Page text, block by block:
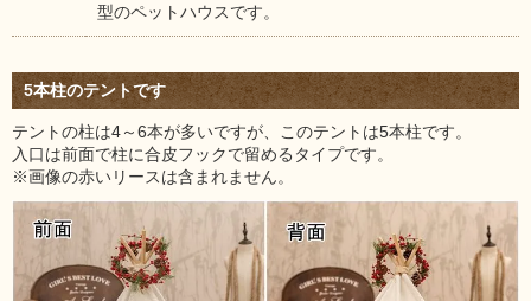
型のペットハウスです。
5本柱のテントです
テントの柱は4～6本が多いですが、このテントは5本柱です。
入口は前面で柱に合皮フックで留めるタイプです。
※画像の赤いリースは含まれません。